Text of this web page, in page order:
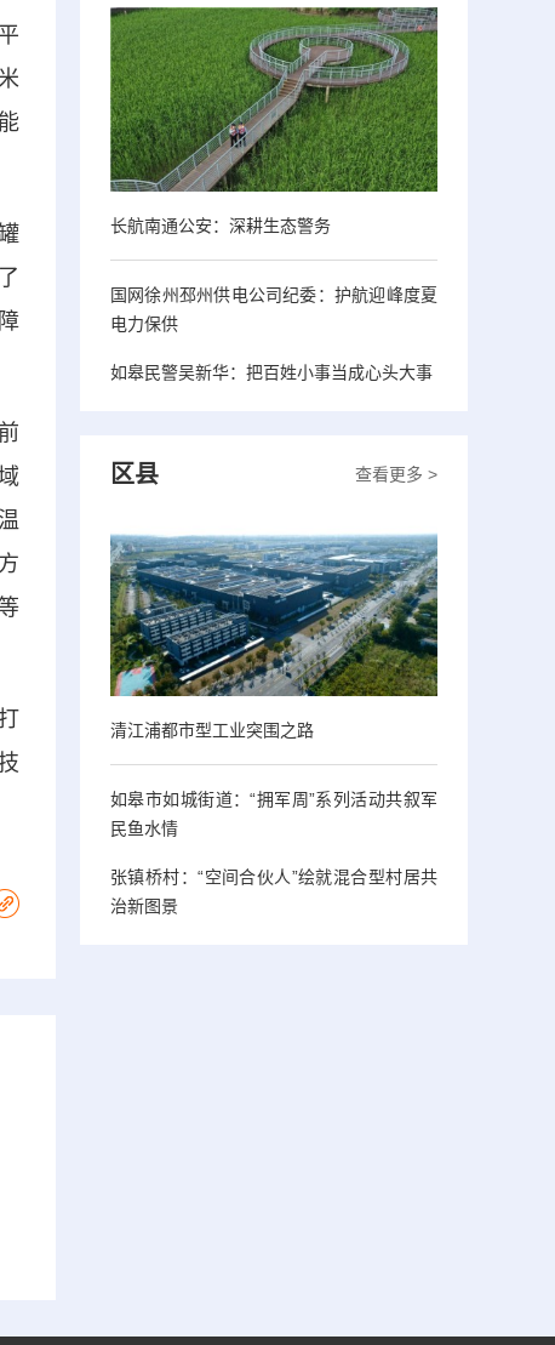
长航南通公安：深耕生态警务
国网徐州邳州供电公司纪委：护航迎峰度夏
电力保供
如皋民警吴新华：把百姓小事当成心头大事
查看更多 >
区县
清江浦都市型工业突围之路
如皋市如城街道：“拥军周”系列活动共叙军
民鱼水情
张镇桥村：“空间合伙人”绘就混合型村居共
治新图景